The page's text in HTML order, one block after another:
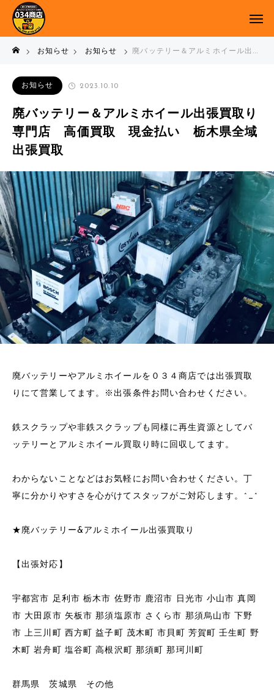
お知らせ お知らせ 廃バッテリー＆アルミホイール出張買取り専門店 高価買取 現金払い 栃木県全域出張買取
お知らせ 2023.10.10
廃バッテリー＆アルミホイール出張買取り
専門店 高価買取 現金払い 栃木県全域
出張買取
廃バッテリーやアルミホイールを０３４商店では出張買取
りにて営業してます。※出張条件お問い合わせください。
鉄スクラップや非鉄スクラップも同様に再生資源としてバ
ッテリーとアルミホイール買取り時に回収してます。
わからないことなどはお気軽にお問い合わせください。丁
寧に分かりやすさを心がけてスタッフがご対応します。^_^
★廃バッテリー&アルミホイール出張買取り
【出張対応】
宇都宮市 足利市 栃木市 佐野市 鹿沼市 日光市 小山市 真岡
市 大田原市 矢板市 那須塩原市 さくら市 那須烏山市 下野
市 上三川町 西方町 益子町 茂木町 市貝町 芳賀町 壬生町 野
木町 岩舟町 塩谷町 高根沢町 那須町 那珂川町
群馬県 茨城県 その他